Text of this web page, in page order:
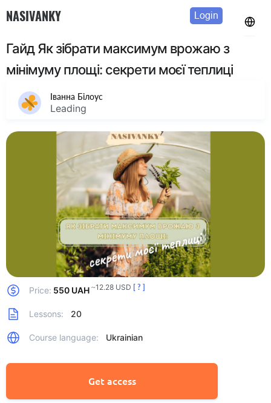
NASIVANKY Login
Гайд Як зібрати максимум врожаю з
мінімуму площі: секрети моєї теплиці
Іванна Білоус
Leading
Price: 550 UAH ~12.28 USD [ ? ]
Lessons: 20
Course language: Ukrainian
Get access